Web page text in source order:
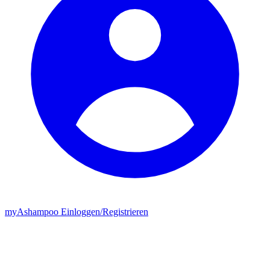
myAshampoo Einloggen/Registrieren